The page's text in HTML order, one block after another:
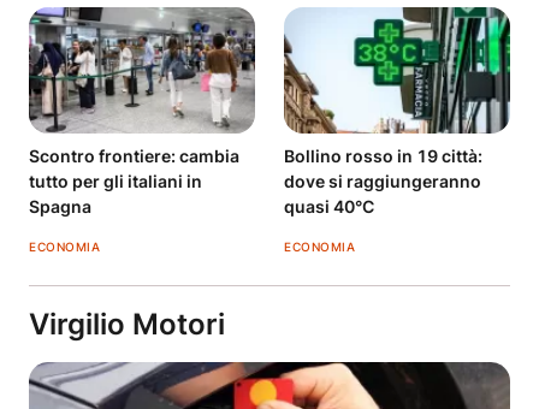
Scontro frontiere: cambia
tutto per gli italiani in
Spagna
ECONOMIA
Bollino rosso in 19 città:
dove si raggiungeranno
quasi 40°C
ECONOMIA
Virgilio Motori